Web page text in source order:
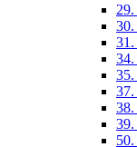
29.
30.
31.
34.
35.
37.
38.
39.
50.